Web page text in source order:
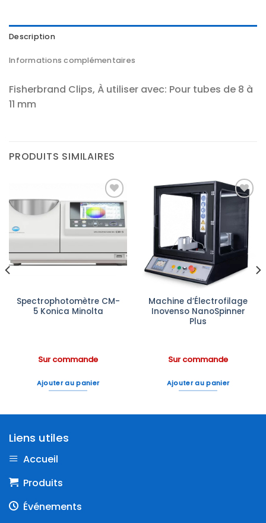
Description
Informations complémentaires
Fisherbrand Clips, À utiliser avec: Pour tubes de 8 à
11 mm
PRODUITS SIMILAIRES
Ajouter
à la liste
Spectrophotomètre CM-
5 Konica Minolta
Sur commande
Ajouter au panier
Ajouter
à la liste
d’envies
Machine d’Électrofilage
Inovenso NanoSpinner
Plus
Sur commande
Ajouter au panier
Liens utiles
Accueil
Produits
Événements